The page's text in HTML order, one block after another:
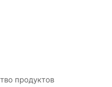
продуктов